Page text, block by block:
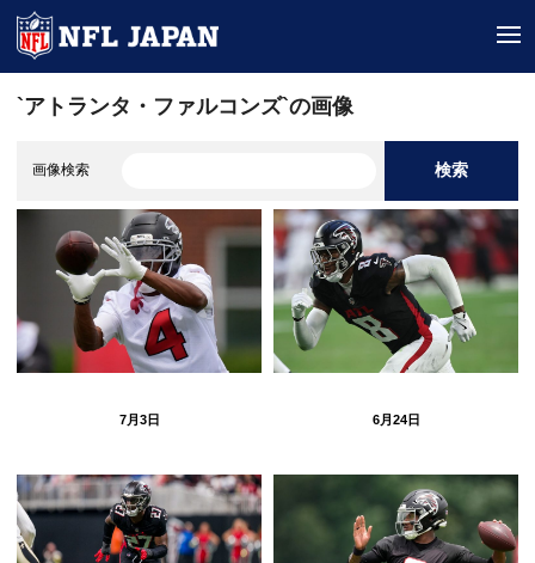
`アトランタ・ファルコンズ`の画像
画像検索 検索
7月3日 6月24日